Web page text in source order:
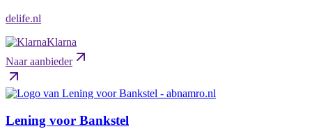
delife.nl
Klarna
Naar aanbieder
Lening voor Bankstel